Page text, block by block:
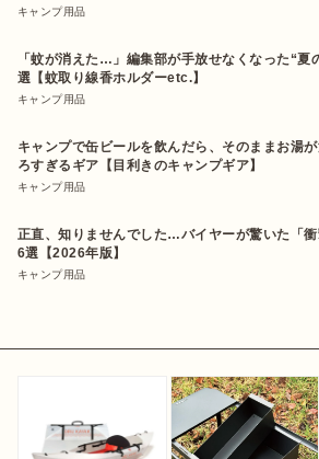
キャンプ用品
「蚊が消えた…」編集部が手放せなくなった“夏
選【蚊取り線香ホルダーetc.】
キャンプ用品
キャンプで缶ビールを飲んだら、そのままお湯
ろすぎるギア【目利きのキャンプギア】
キャンプ用品
正直、知りませんでした…バイヤーが驚いた「衝
6選【2026年版】
キャンプ用品